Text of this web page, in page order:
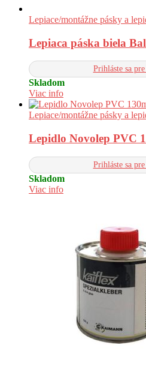
Lepiace/montážne pásky a
Lepiaca páska biela
Prihláste sa
Skladom
Viac info
Lepiace/montážne pásky a
Lepidlo Novolep PVC
Prihláste sa
Skladom
Viac info